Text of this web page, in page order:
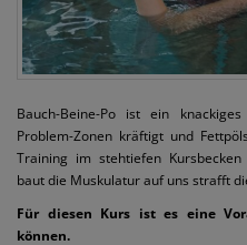
Bauch-Beine-Po ist ein
Problem-Zonen kräftigt und
Training im stehtiefen
baut die Muskulatur auf uns strafft
Für diesen Kurs ist es eine
können.